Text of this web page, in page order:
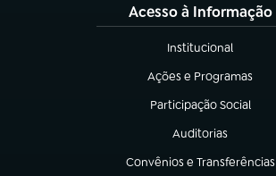
Acesso à Informação
Institucional
(abre em nova aba)
Ações e Programas
(abre em nova aba)
Participação Social
(abre em nova aba)
Auditorias
(abre em nova aba)
Convênios e Transferências
(abre em nova aba)